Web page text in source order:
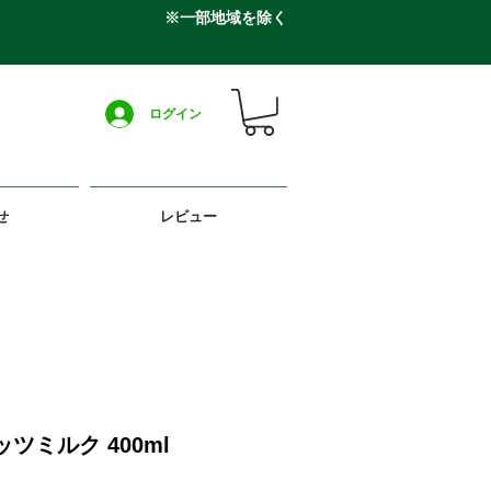
※一部地域を除く
ログイン
レビュー
ツミルク 400ml